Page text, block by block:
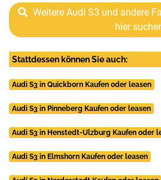
Weitere Audi S3 und andere
hier
Stattdessen können Sie auch:
Audi S3 in Quickborn Kaufen oder leasen
Audi S3 in Pinneberg Kaufen oder leasen
Audi S3 in Henstedt-Ulzburg Kaufen oder
Audi S3 in Elmshorn Kaufen oder leasen